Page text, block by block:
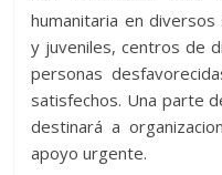
humanitaria en
y juveniles, centros de
personas
satisfechos. Una parte
destinará a
apoyo urgente.